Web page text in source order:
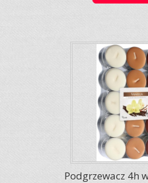
Podgrzewacz 4h